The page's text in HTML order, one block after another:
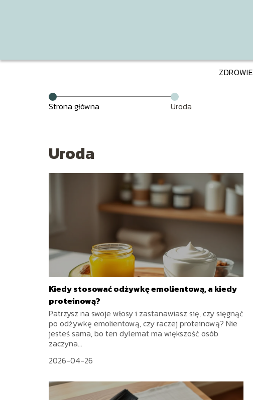
ZDROWIE
Strona główna Uroda
Uroda
Kiedy stosować odżywkę emolientową, a kiedy
proteinową?
Patrzysz na swoje włosy i zastanawiasz się, czy sięgnąć
po odżywkę emolientową, czy raczej proteinową? Nie
jesteś sama, bo ten dylemat ma większość osób
zaczyna...
2026-04-26